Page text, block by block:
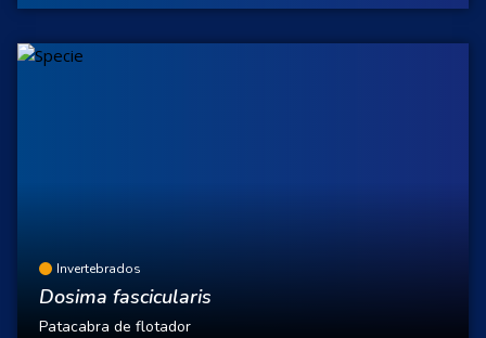
Invertebrados
Dosima fascicularis
Patacabra de flotador